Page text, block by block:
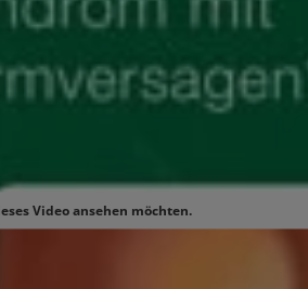
Video ansehen möchten.